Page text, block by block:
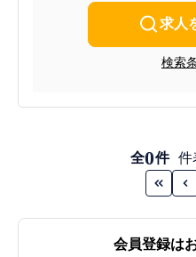
求人
検索
全0件 件
会員登録は